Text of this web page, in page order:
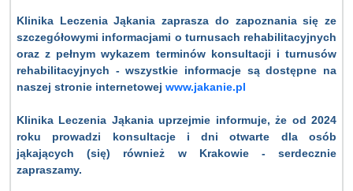
Klinika Leczenia Jąkania zaprasza do zapoznania się ze
szczegółowymi informacjami o turnusach rehabilitacyjnych
oraz z pełnym wykazem terminów konsultacji i turnusów
rehabilitacyjnych - wszystkie informacje są dostępne na
naszej stronie internetowej www.jakanie.pl
Klinika Leczenia Jąkania uprzejmie informuje, że od 2024
roku prowadzi konsultacje i dni otwarte dla osób
jąkających (się) również w Krakowie - serdecznie
zapraszamy.